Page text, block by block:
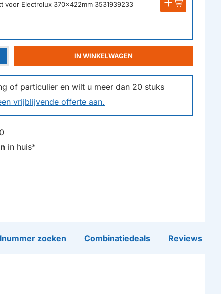
voor Electrolux 370x422mm 3531939233
of particulier en wilt u meer dan 20 stuks
vrijblijvende offerte aan.
IN WINKELWAGEN
in huis*
zoeken Combinatiedeals Reviews